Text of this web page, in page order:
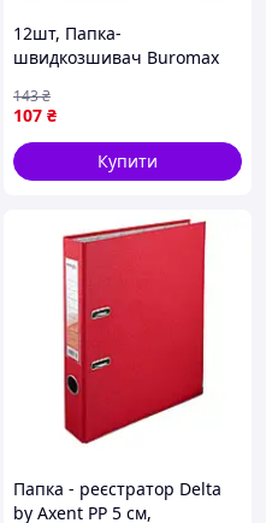
12шт, Папка-
швидкозшивач Buromax
107 ₴
143₴
Купити
Папка - реєстратор Delta
by Axent PP 5 cм,